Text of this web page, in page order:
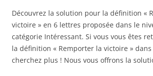
Découvrez la solution pour la définition «
victoire » en 6 lettres proposée dans le
catégorie Intéressant. Si vous vous êtes
la définition « Remporter la victoire »
cherchez plus ! Nous vous offrons la